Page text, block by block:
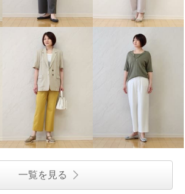
一覧を見る